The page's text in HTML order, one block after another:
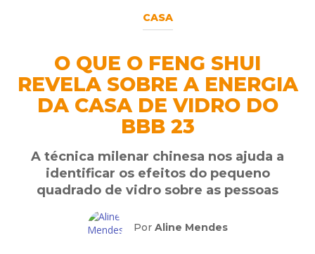
CASA
O QUE O FENG SHUI
REVELA SOBRE A ENERGIA
DA CASA DE VIDRO DO
BBB 23
A técnica milenar chinesa nos ajuda a
identificar os efeitos do pequeno
quadrado de vidro sobre as pessoas
Por Aline Mendes